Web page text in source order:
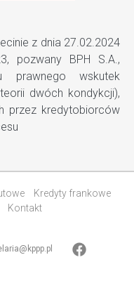
z dnia 27.02.2024
pozwany BPH S.A.,
prawnego wskutek
dwóch kondykcji),
przez kredytobiorców
Kredyty frankowe
Kontakt